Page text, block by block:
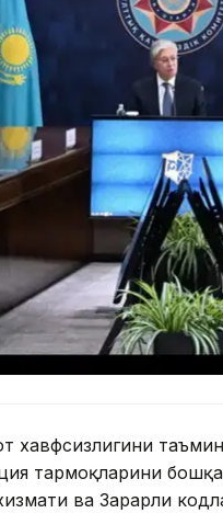
хавфсизлигини
тармоқларини
ва Зарарли